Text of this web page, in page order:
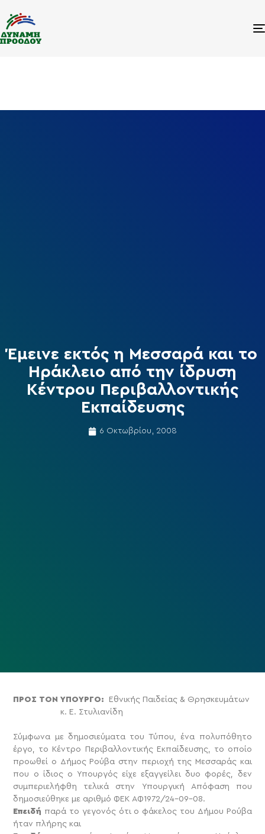
Έμεινε εκτός η Μεσσαρά και το
Ηράκλειο από την ίδρυση
Κέντρου Περιβαλλοντικής
Εκπαίδευσης
6 Οκτωβρίου, 2008
ΠΡΟΣ ΤΟΝ ΥΠΟΥΡΓΟ:
Εθνικής Παιδείας & Θρησκευμάτων
κ. Ε. Στυλιανίδη
Σύμφωνα με δημοσιεύματα του Τύπου, ένα πολυπόθητο
έργο, το Κέντρο Περιβαλλοντικής Εκπαίδευσης, το οποίο
προωθεί ο Δήμος Ρούβα στην περιοχή της Μεσσαράς και
που ο ίδιος ο Υπουργός είχε εξαγγείλει δυο φορές, δεν
συμπεριελήφθη τελικά στην Υπουργική Απόφαση που
δημοσιεύθηκε με αριθμό ΦΕΚ ΑΦ1972/24-09-08.
Επειδή παρά το γεγονός ότι ο φάκελος του Δήμου Ρούβα
ήταν πλήρης και